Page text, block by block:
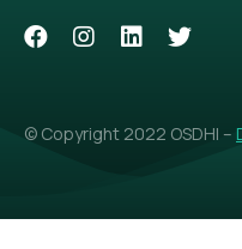
© Copyright 2022 OSDHI –